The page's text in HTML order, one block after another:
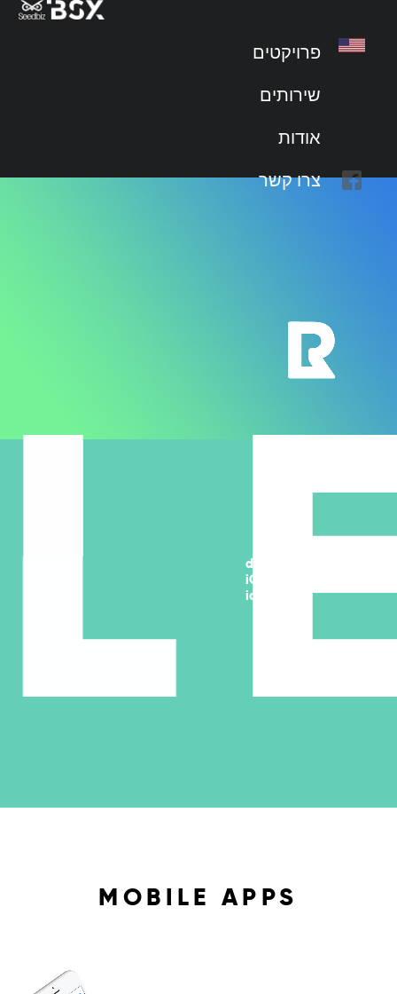
פרויקטים
שירותים
אודות
צרו קשר
leadr
L לידר
design/develpment
iOS / android app
identity
במסגרת הפרויקט בוצע אפיון מעמיק אשר עונה לצורכיהם המלא
ניתן דגש על הנוחות והפשטות בתהליך המכירה/ הקניה של הלידים
MOBILE APPS